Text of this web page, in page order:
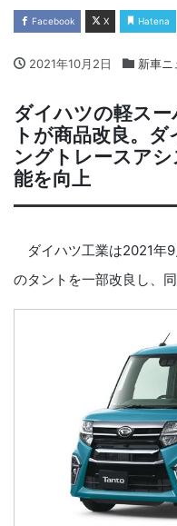
Facebook X Hatena
2021年10月2日 新車ニ
ダイハツの軽ス
トが商品改良。
ングトレースア
能を向上
ダイハツ工業は2021年
のタントを一部改良し、